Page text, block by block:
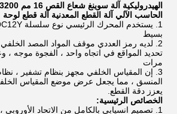
الحاسب الآلي آلة القطع المعدنية آلة قطع لوحة
بسيط
2. لديه رمز العددي موقف المواد المصد الخلفي
تحديد المواقع في اتجاه واحد ، الفجوة موجه ،
مرات
3. إن المقياس الخلفي مجهز بنظام تشفير ،
المنسق ، مما يجعل عرض موضع المقياس الخلفي
يعزز دقة القطع.
الخصائص الرئيسية: